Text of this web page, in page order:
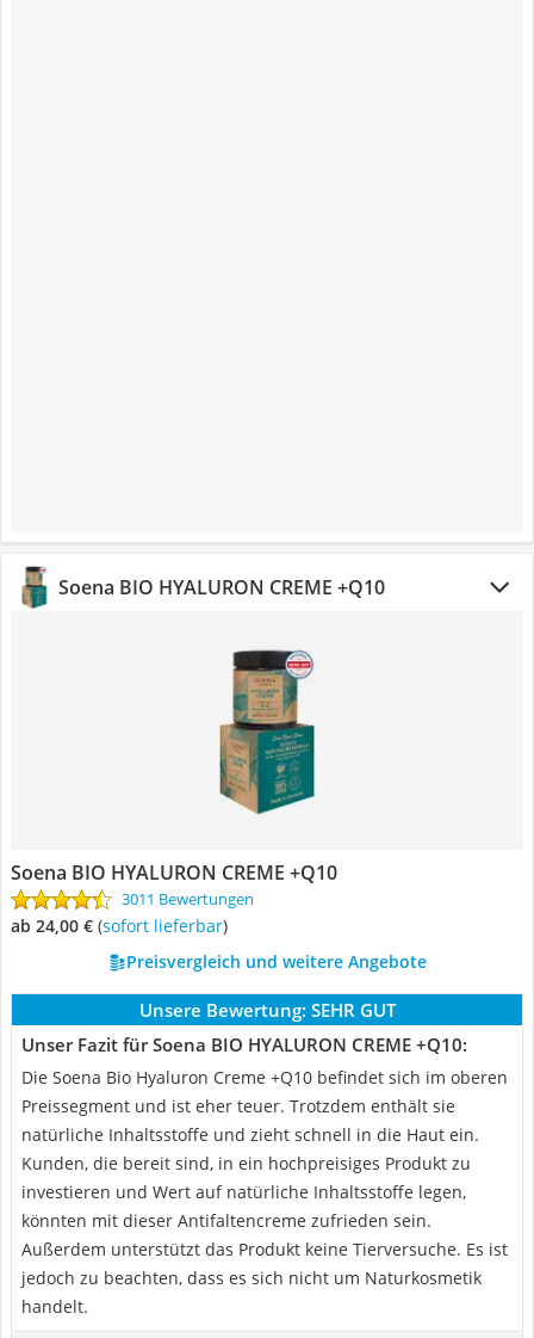
Soena BIO HYALURON CREME +Q10
Soena BIO HYALURON CREME +Q10
3011 Bewertungen
ab 24,00 € ( Sofort lieferbar)
Preisvergleich und weitere Angebote
Unsere Bewertung: SEHR GUT
Unser Fazit für Soena BIO HYALURON CREME +Q10:
Die Soena Bio Hyaluron Creme +Q10 befindet sich im oberen
Preissegment und ist eher teuer. Trotzdem enthält sie
natürliche Inhaltsstoffe und zieht schnell in die Haut ein.
Kunden, die bereit sind, in ein hochpreisiges Produkt zu
investieren und Wert auf natürliche Inhaltsstoffe legen,
könnten mit dieser Antifaltencreme zufrieden sein.
Außerdem unterstützt das Produkt keine Tierversuche. Es ist
jedoch zu beachten, dass es sich nicht um Naturkosmetik
handelt.